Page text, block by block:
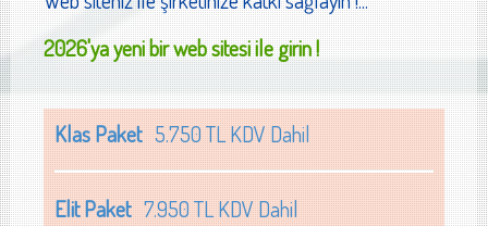
2026'ya yeni bir web sitesi ile girin !
Klas Paket5.750 TL KDV Dahil
Elit Paket7.950 TL KDV Dahil